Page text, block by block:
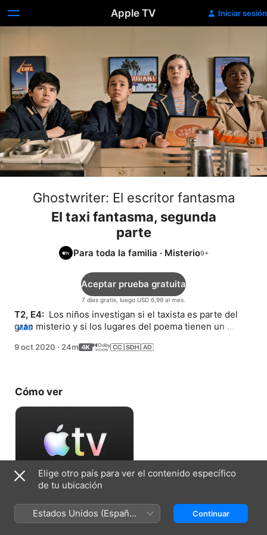
Apple TV Iniciar sesión
Ghostwriter: El escritor fantasma
El taxi fantasma, segunda
parte
Para toda la familia · Misterio
7 días gratis, luego USD 6,99 al mes.
Aceptar prueba gratuita
T2, E4: Los niños investigan si el taxista es parte del
gran misterio y si los lugares del poema tienen un
MÁS
9 oct 2020 · 24m
Cómo ver
7 días gratis, luego USD 6,99 al mes.
Elige otro país para ver el contenido específico
de tu ubicación
Estados Unidos (Español
México)
Continuar